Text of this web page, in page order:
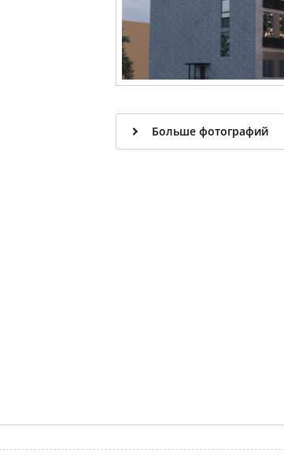
Больше фотографий